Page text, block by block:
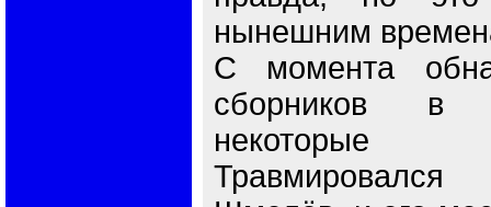
нынешним
С момента
сборников в
Травмировался